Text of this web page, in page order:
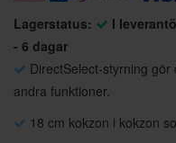
Lagerstatus:
I
- 6 dagar
DirectSelect-styrning
andra funktioner.
18 cm kokzon i kokzon